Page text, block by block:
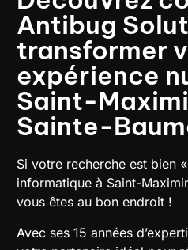
Antibug
transformer
expérience
Saint-
Sainte-
Si votre recherche est bien
informatique à Saint-
vous êtes au bon endroit !
Avec ses 15 années